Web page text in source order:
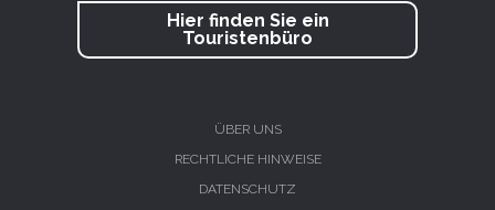
Hier finden Sie ein
Touristenbüro
ÜBER UNS
RECHTLICHE HINWEISE
DATENSCHUTZ